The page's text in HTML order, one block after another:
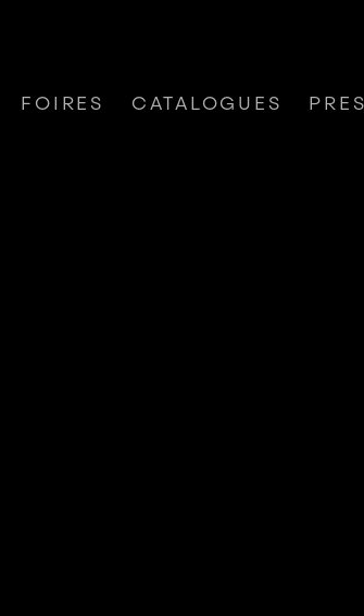
FOIRES CATALOGUES